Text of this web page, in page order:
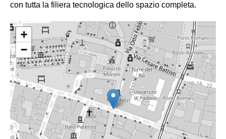
con tutta la filiera tecnologica dello spazio completa.
+
−